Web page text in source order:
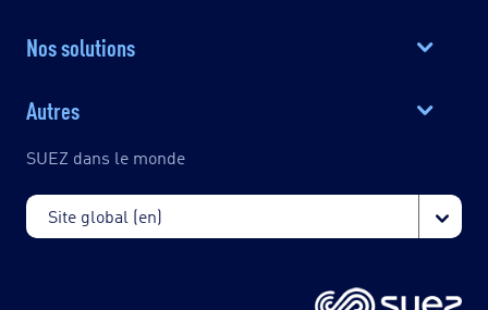
Nos solutions
Autres
SUEZ dans le monde